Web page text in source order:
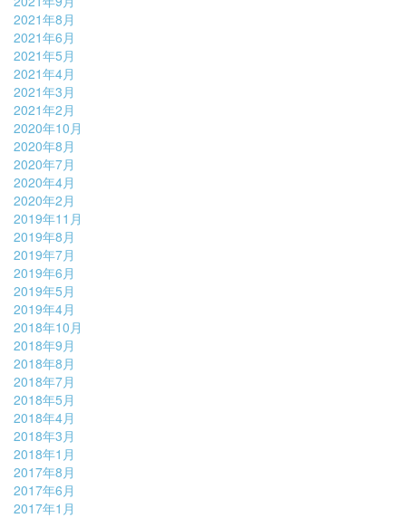
2021年8月
2021年6月
2021年5月
2021年4月
2021年3月
2021年2月
2020年10月
2020年8月
2020年7月
2020年4月
2020年2月
2019年11月
2019年8月
2019年7月
2019年6月
2019年5月
2019年4月
2018年10月
2018年9月
2018年8月
2018年7月
2018年5月
2018年4月
2018年3月
2018年1月
2017年8月
2017年6月
2017年1月